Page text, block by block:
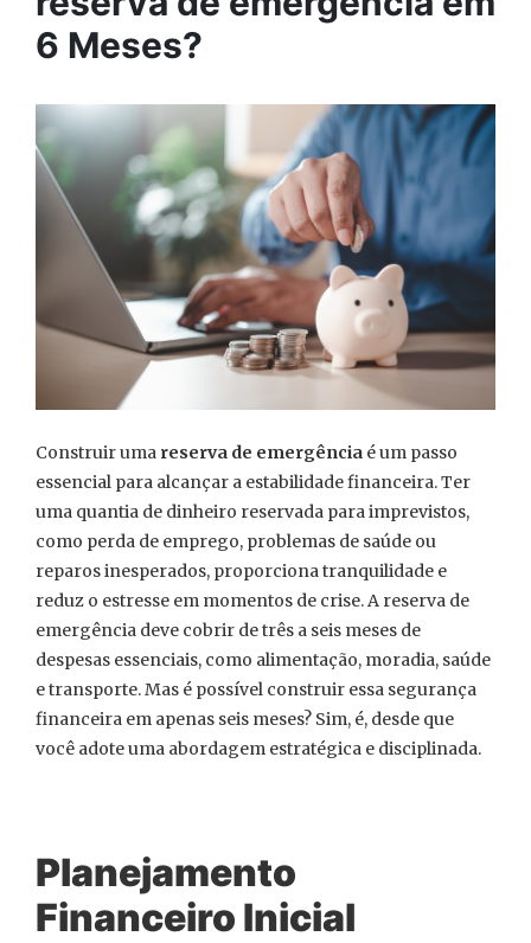
6 Meses?
Construir uma reserva de emergência é um passo
essencial para alcançar a estabilidade financeira. Ter
uma quantia de dinheiro reservada para imprevistos,
como perda de emprego, problemas de saúde ou
reparos inesperados, proporciona tranquilidade e
reduz o estresse em momentos de crise. A reserva de
emergência deve cobrir de três a seis meses de
despesas essenciais, como alimentação, moradia, saúde
e transporte. Mas é possível construir essa segurança
financeira em apenas seis meses? Sim, é, desde que
você adote uma abordagem estratégica e disciplinada.
Planejamento
Financeiro Inicial